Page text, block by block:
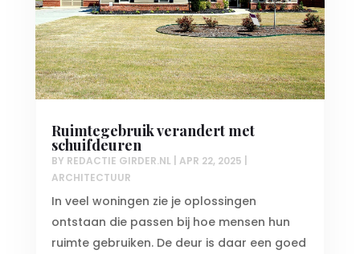
Ruimtegebruik verandert met
schuifdeuren
BY REDACTIE GIRDER.NL| APR 22, 2025
ARCHITECTUUR
In veel woningen zie je oplossingen
ontstaan die passen bij hoe mensen hun
ruimte gebruiken. De deur is daar een goed